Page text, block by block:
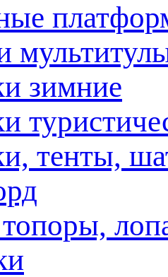
зимние
тенты,